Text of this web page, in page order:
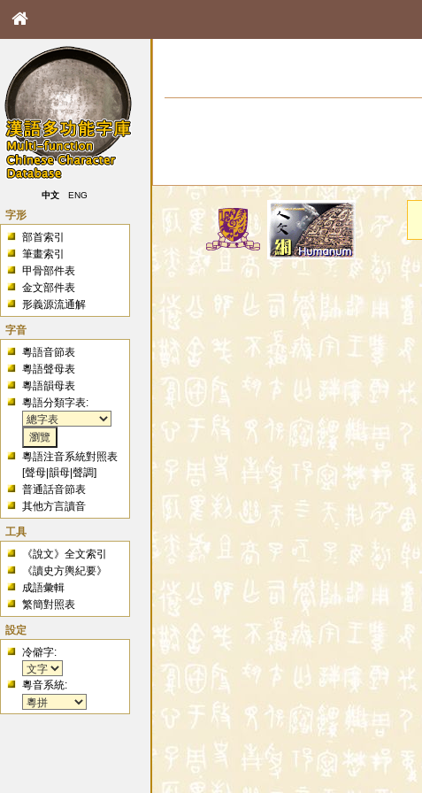
中文 ENG
字形
部首索引
筆畫索引
甲骨部件表
金文部件表
形義源流通解
字音
粵語音節表
粵語聲母表
粵語韻母表
粵語分類字表:
粵語注音系統對照表
[聲母 |韻母 |聲調]
普通話音節表
其他方言讀音
工具
《說文》全文索引
《讀史方輿紀要》
成語彙輯
繁簡對照表
設定
冷僻字:
粵音系統: